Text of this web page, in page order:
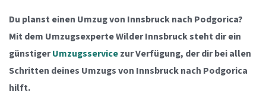
Du planst einen Umzug von Innsbruck nach Podgorica?
Mit dem Umzugsexperte Wilder Innsbruck steht dir ein
günstigerUmzugsservicezur Verfügung, der dir bei allen
Schritten deines Umzugs von Innsbruck nach Podgorica
hilft.